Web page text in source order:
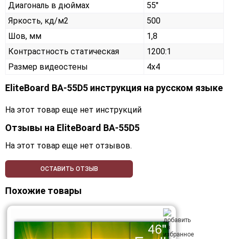
Диагональ в дюймах
55"
Яркость, кд/м2
500
Шов, мм
1,8
Контрастность статическая
1200:1
Размер видеостены
4x4
EliteBoard BA-55D5 инструкция на русском языке
На этот товар еще нет инструкций
Отзывы на EliteBoard BA-55D5
На этот товар еще нет отзывов.
ОСТАВИТЬ ОТЗЫВ
Похожие товары